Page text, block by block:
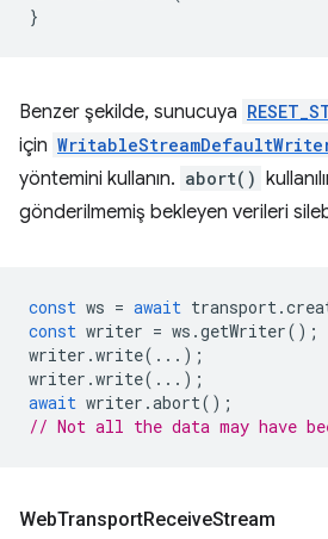
}
Benzer şekilde, sunucuya
için
yöntemini kullanın. abort()
gönderilmemiş bekleyen verileri
const ws = await transport.
const writer = ws .getWriter();
writer .write(...);
writer .write(...);
await writer .abort();
// Not all the data may have
WebTransportReceiveStream